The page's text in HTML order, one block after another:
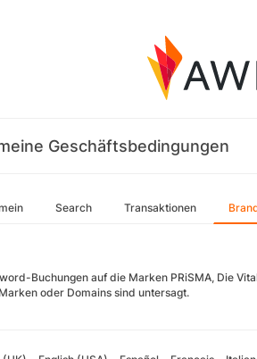
Geschäftsbedingungen
Search Transaktionen
Buchungen auf die Marken PRiSMA, Die
oder Domains sind untersagt.